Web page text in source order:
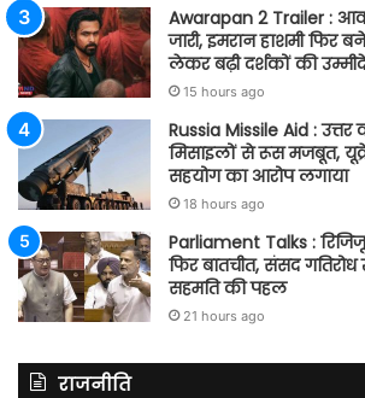
Awarapan 2 Trailer :
जारी, इमरान हाशमी फिर
लेकर बढ़ी दर्शकों की उम्मीदें
15 hours ago
Russia Missile Aid :
मिसाइलों से रूस मजबूत,
सहयोग का आरोप लगाया
18 hours ago
Parliament Talks :
फिर बातचीत, संसद
सहमति की पहल
21 hours ago
राजनीति